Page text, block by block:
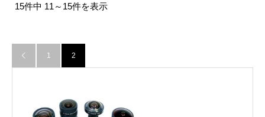
15件中 11～15件を表示
 1 2